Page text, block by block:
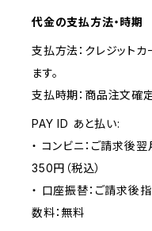
代金の支払方法・時期
支払方法：クレジット
ます。
支払時期：商品注文確
PAY ID あと払い:
・ コンビニ：ご請求後
350円（税込）
・ 口座振替：ご請求後
数料：無料